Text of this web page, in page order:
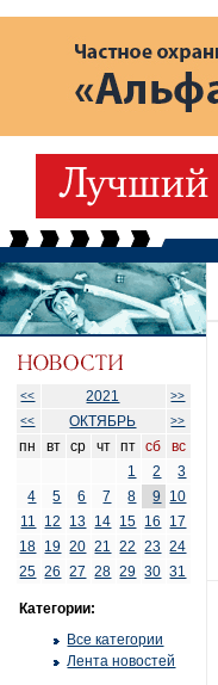
<< 2021
>>
<<
ОКТЯБРЬ >>
пн вт ср чт пт сб
вс
1
2
3
4
5 6 7 8 9
10
11
12 13 14 15 16
17
18 19 20 21 22 23 24
25 26 27 28 29 30 31
Категории:
Все категории
Лента новостей